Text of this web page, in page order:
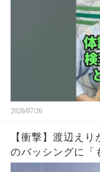
2026/07/26
【衝撃】渡辺え
のバッシングに「